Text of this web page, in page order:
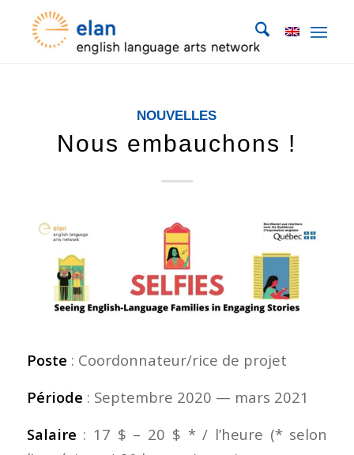
NOUVELLES
Nous embauchons !
Poste : Coordonnateur/rice de projet
Période : Septembre 2020 — mars 2021
Salaire : 17 $ – 20 $ * / l’heure (* selon